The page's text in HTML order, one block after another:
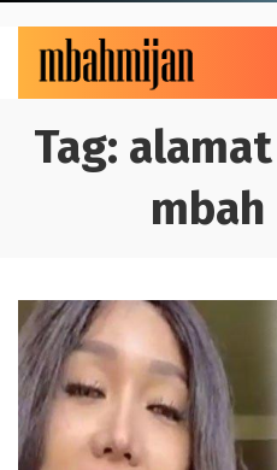
Tag: